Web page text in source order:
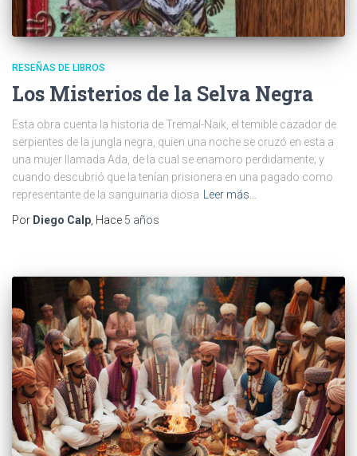
RESEÑAS DE LIBROS
Los Misterios de la Selva Negra
Esta obra cuenta la historia de Tremal-Naik, el temible cazador de
serpientes de la jungla negra, quien una noche se cruzó en esta a
una mujer llamada Ada, de la cual se enamoro perdidamente; y
cuando descubrió que la tenían prisionera en una pagado como
representante de la sanguinaria diosa
Leer más…
Por Diego Calp , Hace 5 años